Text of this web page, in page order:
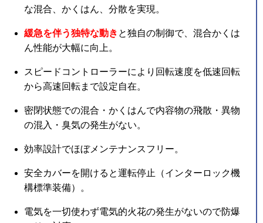
な混合、かくはん、分散を実現。
緩急を伴う独特な動き と独自の制御で、混合かくは
ん性能が大幅に向上。
スピードコントローラーにより回転速度を低速回転
から高速回転まで設定自在。
密閉状態での混合・かくはんで内容物の飛散・異物
の混入・臭気の発生がない。
効率設計でほぼメンテナンスフリー。
安全カバーを開けると運転停止（インターロック機
構標準装備）。
電気を一切使わず電気的火花の発生がないので防爆